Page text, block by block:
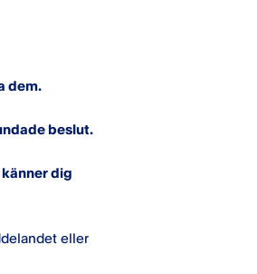
dem.
beslut.
dig
eller